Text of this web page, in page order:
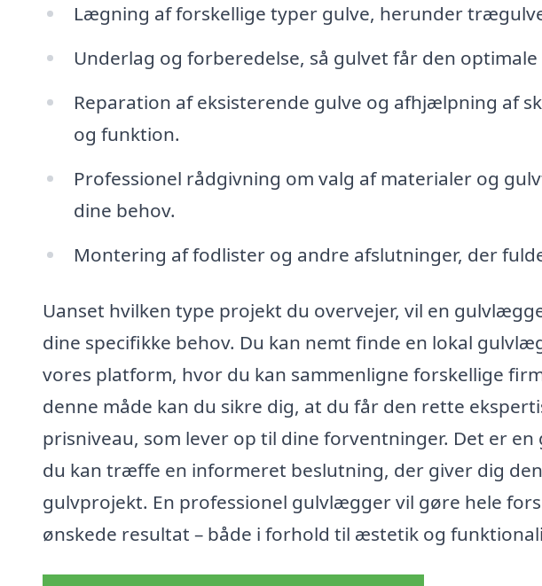
Lægning af forskellige typer gulve, herunder
Underlag og forberedelse, så gulvet får den
Reparation af eksisterende gulve og afhjælpning af
og funktion.
Professionel rådgivning om valg af materialer og
dine behov.
Montering af fodlister og andre afslutninger, der
Uanset hvilken type projekt du overvejer, vil en
dine specifikke behov. Du kan nemt finde en lokal
vores platform, hvor du kan sammenligne forskellige
denne måde kan du sikre dig, at du får den rette
prisniveau, som lever op til dine forventninger. Det er
du kan træffe en informeret beslutning, der giver dig
gulvprojekt. En professionel gulvlægger vil gøre hele
ønskede resultat – både i forhold til æstetik og